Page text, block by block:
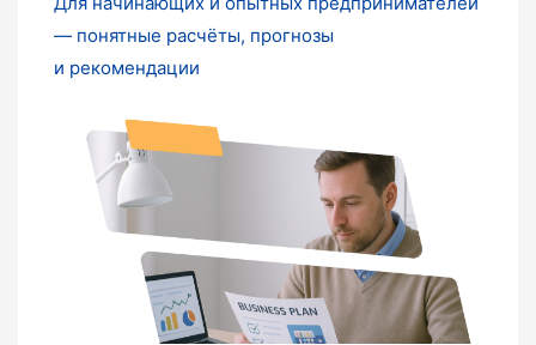
— понятные расчёты, прогнозы
и рекомендации